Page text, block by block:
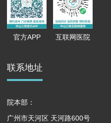
官方APP 互联网医院
联系地址
院本部：
广州市天河区 天河路600号